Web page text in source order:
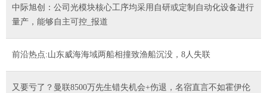
中际旭创：公司光模块核心工序均采用自研或定制自动化设备进行
量产，能够自主可控_报道
前沿热点:山东威海海域两船相撞致渔船沉没，8人失联
又要亏了？曼联8500万先生错失机会+伤退，名宿直言不如霍伊伦